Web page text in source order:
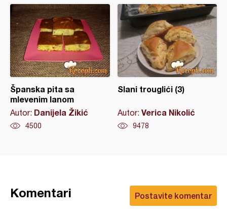
Španska pita sa
mlevenim lanom
Autor: Danijela Žikić
4500
Slani trouglići (3)
Autor: Verica Nikolić
9478
Postavite komentar
Komentari